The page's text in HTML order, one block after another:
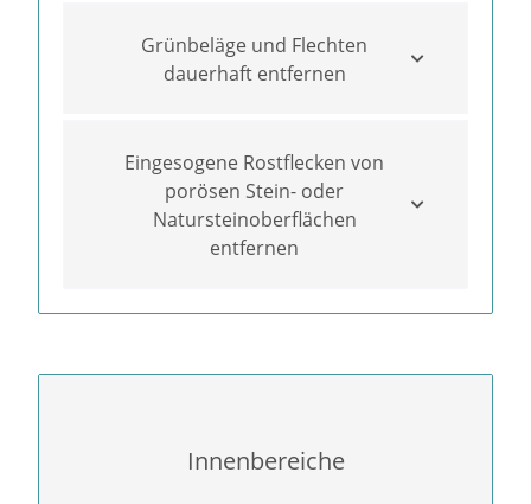
Grünbeläge und Flechten
dauerhaft entfernen
Eingesogene Rostflecken von
porösen Stein- oder
Natursteinoberflächen
entfernen
Innenbereiche